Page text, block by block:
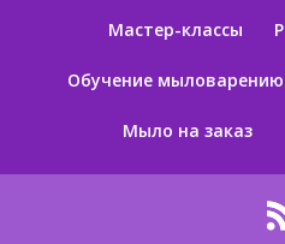
Мастер-классы
Обучение мыловарению
Мыло на заказ